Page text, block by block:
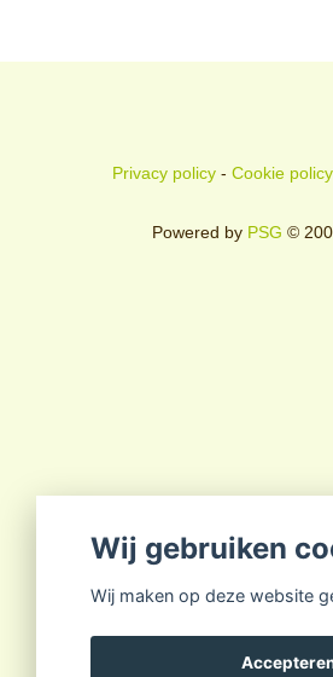
Privacy policy- Cookie policy
Powered by PSG ©
Wij gebruiken
Wij maken op deze website